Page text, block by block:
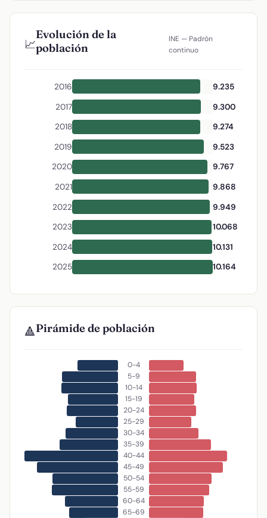
📈
Evolución de la
población
INE — Padrón
continuo
2016
9.235
2017
9.300
2018
9.274
2019
9.523
2020
9.767
2021
9.868
2022
9.949
2023
10.068
2024
10.131
2025
10.164
🔺Pirámide de población
0-4
5-9
10-14
15-19
20-24
25-29
30-34
35-39
40-44
45-49
50-54
55-59
60-64
65-69